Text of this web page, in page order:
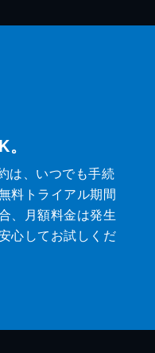
は、いつでも手続
料トライアル期間
、月額料金は発生
心してお試しくだ